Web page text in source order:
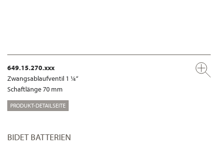
649.15.270.xxx
Zwangsablaufventil 1 ¼“
Schaftlänge 70 mm
PRODUKT-DETAILSEITE
BIDET BATTERIEN